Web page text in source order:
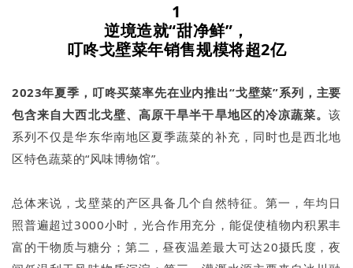
1
逆境造就“甜净鲜”，
叮咚戈壁菜年销售规模将超2亿
2023年夏季，叮咚买菜率先在业内推出“戈壁菜”系列，主要
包含来自 大西北戈壁、 高原干旱半干旱地区的冷凉蔬菜。该
系列不仅是华东华南地区夏季蔬菜的补充，同时也是西北地
区特色蔬菜的“风味博物馆”。
总体来说，戈壁菜的产区具备几个自然特征。第一，年均日
照普遍超过3000小时，光合作用充分，能促使植物内积累丰
富的干物质与糖分；第二，昼夜温差最大可达20摄氏度，夜